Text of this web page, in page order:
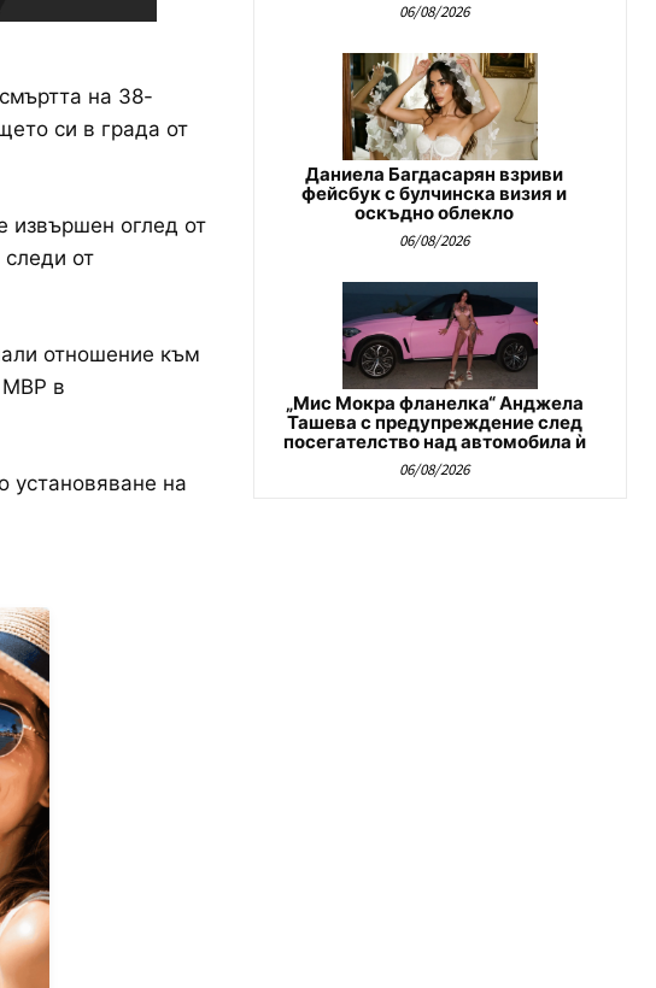
на 38-
си в града от
извършен оглед от
от
отношение към
МВР в
установяване на
06/08/2026
Даниела Багдасарян взриви
фейсбук с булчинска визия и
оскъдно облекло
06/08/2026
„Мис Мокра фланелка“ Анджела
Ташева с предупреждение след
посегателство над автомобила ѝ
06/08/2026